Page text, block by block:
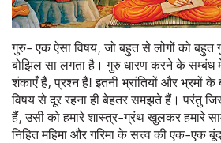
गुरु- एक ऐसा विषय, जो बहुत से लोगों को बहुत
बोझिल सा लगता है। गुरु धारण करने के सम्बंध
शंकाएँ हैं, प्रश्न हैं! इतनी भ्रांतियों और भ्रमों के
विषय से दूर रहना ही बेहतर समझते हैं। परंतु
हैं, उसी को हमारे शास्त्र-ग्रंथ खुलकर हमारे
निहित महिमा और गरिमा के सत्त्व की एक-एक